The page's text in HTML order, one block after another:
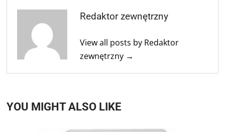
Redaktor zewnętrzny
View all posts by Redaktor
zewnętrzny →
YOU MIGHT ALSO LIKE